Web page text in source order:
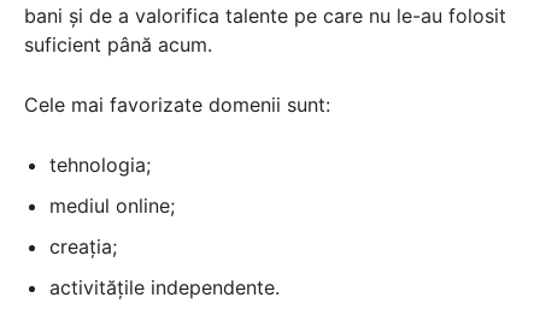
bani și de a valorifica talente pe care nu le-au folosit
suficient până acum.
Cele mai favorizate domenii sunt:
tehnologia;
mediul online;
creația;
activitățile independente.